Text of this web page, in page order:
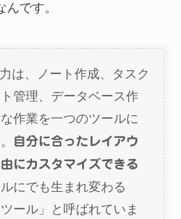
です。
は、ノート作成、タスク
管理、データベース作
作業を一つのツールに
自分に合ったレイアウ
にカスタマイズできる
にでも生まれ変わる
ール」と呼ばれていま